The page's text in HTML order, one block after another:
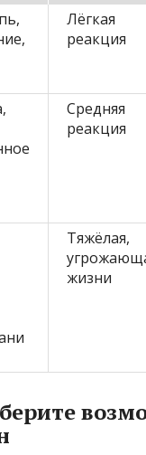
Лёгкая
реакция
Средняя
реакция
Тяжёлая,
жизни